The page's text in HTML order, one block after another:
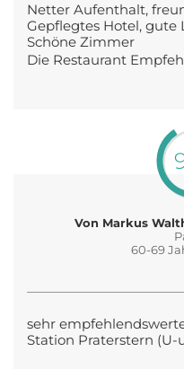
Netter Aufenthalt,
Gepflegtes Hotel, gute
Schöne Zimmer
Die Restaurant
Von Markus
60-69
sehr
Station Praterstern (U-